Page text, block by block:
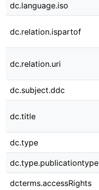
dc.language.iso
dc.relation.ispartof
dc.relation.uri
dc.subject.ddc
dc.title
dc.type
dc.type.publicationtype
dcterms.accessRights